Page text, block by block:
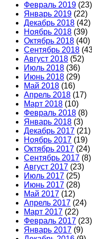
Февраль 2019 (23)
Январь 2019 (22)
Декабрь 2018 (42)
Ноябрь 2018 (39)
Октябрь 2018 (40)
Сентябрь 2018
Август 2018 (52)
Июль 2018 (36)
Июнь 2018 (29)
Май 2018 (16)
Апрель 2018 (17)
Март 2018 (10)
Февраль 2018 (8)
Январь 2018 (3)
Декабрь 2017 (21)
Ноябрь 2017 (19)
Октябрь 2017 (24)
Сентябрь 2017 (8)
Август 2017 (23)
Июль 2017 (25)
Июнь 2017 (28)
Май 2017 (12)
Апрель 2017 (24)
Март 2017 (22)
Февраль 2017 (23)
Январь 2017 (9)